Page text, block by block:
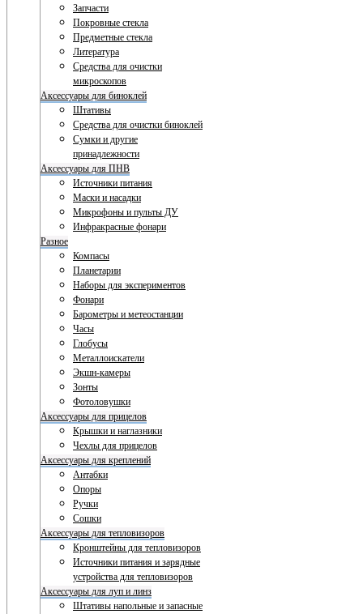
Запчасти
Покровные стекла
Предметные стекла
Литература
Средства для очистки
микроскопов
Аксессуары для биноклей
Штативы
Средства для очистки биноклей
Сумки и другие
принадлежности
Аксессуары для ПНВ
Источники питания
Маски и насадки
Микрофоны и пульты ДУ
Инфракрасные фонари
Разное
Компасы
Планетарии
Наборы для экспериментов
Фонари
Барометры и метеостанции
Часы
Глобусы
Металлоискатели
Экшн-камеры
Зонты
Фотоловушки
Аксессуары для прицелов
Крышки и наглазники
Чехлы для прицелов
Аксессуары для креплений
Антабки
Опоры
Ручки
Сошки
Аксессуары для тепловизоров
Кронштейны для тепловизоров
Источники питания и зарядные
устройства для тепловизоров
Аксессуары для луп и линз
Штативы напольные и запасные